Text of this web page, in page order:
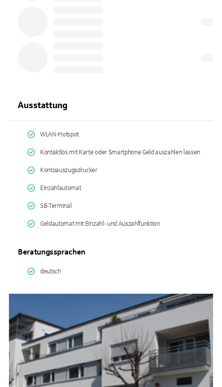
Ausstattung
WLAN-Hotspot
Kontaktlos mit Karte oder Smartphone Geld auszahlen lassen
Kontoauszugsdrucker
Einzahlautomat
SB-Terminal
Geldautomat mit Einzahl- und Auszahlfunktion
Beratungssprachen
deutsch